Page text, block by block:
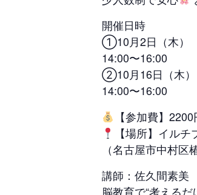
開催日時
①10月2日（木）
14:00〜16:00
②10月16日（木）
14:00〜16:00
【参加費】2200
【場所】イル
（名古屋市中村区
講師：佐久間素美
脳教育で“考える